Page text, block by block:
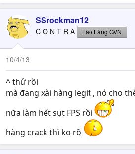
SSrockman12
C O N T R A Lão Làng GVN
10/4/13
^ thử rồi
mà đang xài hàng legit , nó cho
nữa làm hết sụt FPS rồi
hàng crack thì ko rõ